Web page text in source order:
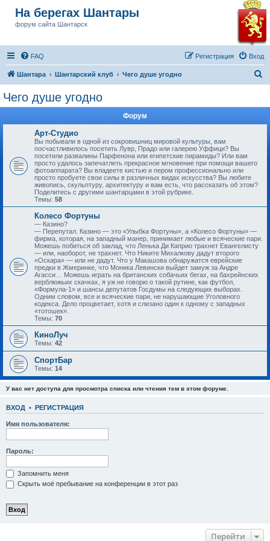
На берегах Шантары
форум сайта Шантарск
FAQ Вход
Регистрация
Шантара Шантарский клуб Чего душе угодно
Чего душе угодно
Форум
Арт-Студио
Вы побывали в одной из сокровишниц мировой культуры, вам
посчастливилось посетить Лувр, Прадо или галерею Уффици? Вы
посетили развалины Парфенона или египетские пирамиды? Или вам
просто удалось запечатлеть прекрасное мгновение при помощи вашего
фотоаппарата? Вы владеете кистью и пером профессионально или
просто пробуете свои силы в различных видах искусства? Вы любите
живопись, скульптуру, архитектуру и вам есть, что рассказать об этом?
Поделитесь с другими шантарцами в этой рубрике.
Темы: 58
Колесо Фортуны
— Казино?
— Перепутал. Казино — это «Улыбка Фортуны», а «Колесо Фортуны» —
фирма, которая, на западный манер, принимает любые и всяческие пари.
Можешь побиться об заклад, что Ленька Ди Каприо трахнет Евангелисту
— или, наоборот, не трахнет. Что Никите Михалкову дадут второго
«Оскара» — или не дадут. Что у Макашова обнаружатся еврейские
предки в Жмеринке, что Моника Левински выйдет замуж за Андре
Агасси… Можешь играть на британских собачьих бегах, на бахрейнских
верблюжьих скачках, я уж не говорю о такой рутине, как футбол,
«Формула-1» и шансы депутатов Госдумы на следующих выборах.
Одним словом, все и всяческие пари, не нарушающие Уголовного
кодекса. Дело процветает, хотя и слизано один к одному с западных
«тотошек».
Темы: 70
КиноЛуч
Темы: 42
СпортБар
Темы: 14
У вас нет доступа для просмотра списка или чтения тем в этом форуме.
ВХОД • РЕГИСТРАЦИЯ
Имя пользователя:
Пароль:
Запомнить меня
Скрыть моё пребывание на конференции в этот раз
Перейти